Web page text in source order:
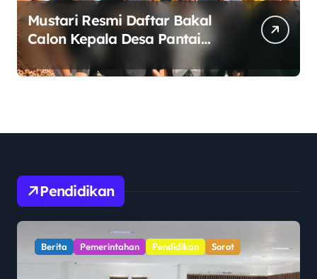
Mustari Resmi Daftar Bakal
Calon Kepala Desa Pantai
Hurip, Usung Visi Maju,
Sejahtera, dan Agamis
Pendidikan
Berita Pendidikan Sorot